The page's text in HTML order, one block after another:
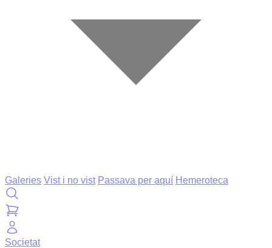
Galeries Vist i no vist Passava per aquí Hemeroteca
Societat